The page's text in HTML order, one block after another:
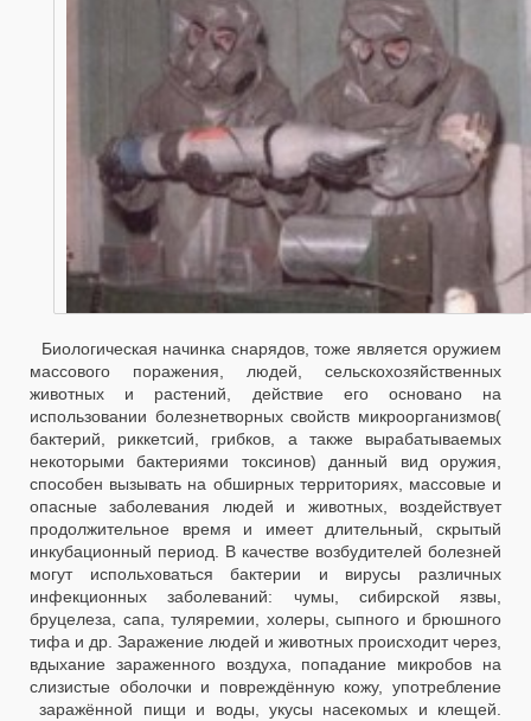
Биологическая начинка снарядов, тоже является оружием
массового поражения, людей, сельскохозяйственных
животных и растений, действие его основано на
использовании болезнетворных свойств микроорганизмов(
бактерий, риккетсий, грибков, а также вырабатываемых
некоторыми бактериями токсинов) данный вид оружия,
способен вызывать на обширных территориях, массовые и
опасные заболевания людей и животных, воздействует
продолжительное время и имеет длительный, скрытый
инкубационный период. В качестве возбудителей болезней
могут испольховаться бактерии и вирусы различных
инфекционных заболеваний: чумы, сибирской язвы,
бруцелеза, сапа, туляремии, холеры, сыпного и брюшного
тифа и др. Заражение людей и животных происходит через,
вдыхание зараженного воздуха, попадание микробов на
слизистые оболочки и повреждённую кожу, употребление
заражённой пищи и воды, укусы насекомых и клещей.